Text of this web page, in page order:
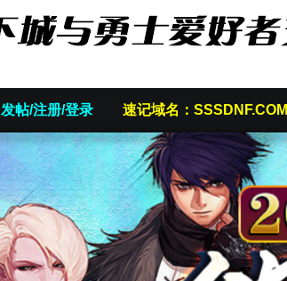
发帖/注册/登录 速记域名：SSSDNF.COM